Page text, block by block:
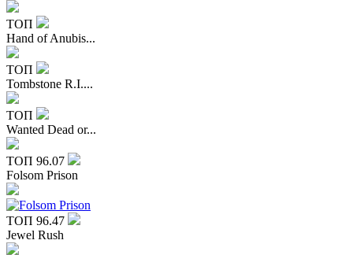
ТОП
Hand of Anubis...
ТОП
Tombstone R.I....
ТОП
Wanted Dead or...
ТОП 96.07
Folsom Prison
ТОП 96.47
Jewel Rush